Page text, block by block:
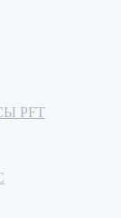
PFT